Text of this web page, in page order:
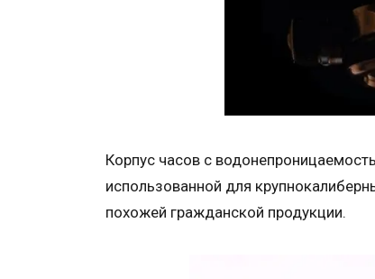
Корпус часов с
использованной для
похожей гражданской продукции.